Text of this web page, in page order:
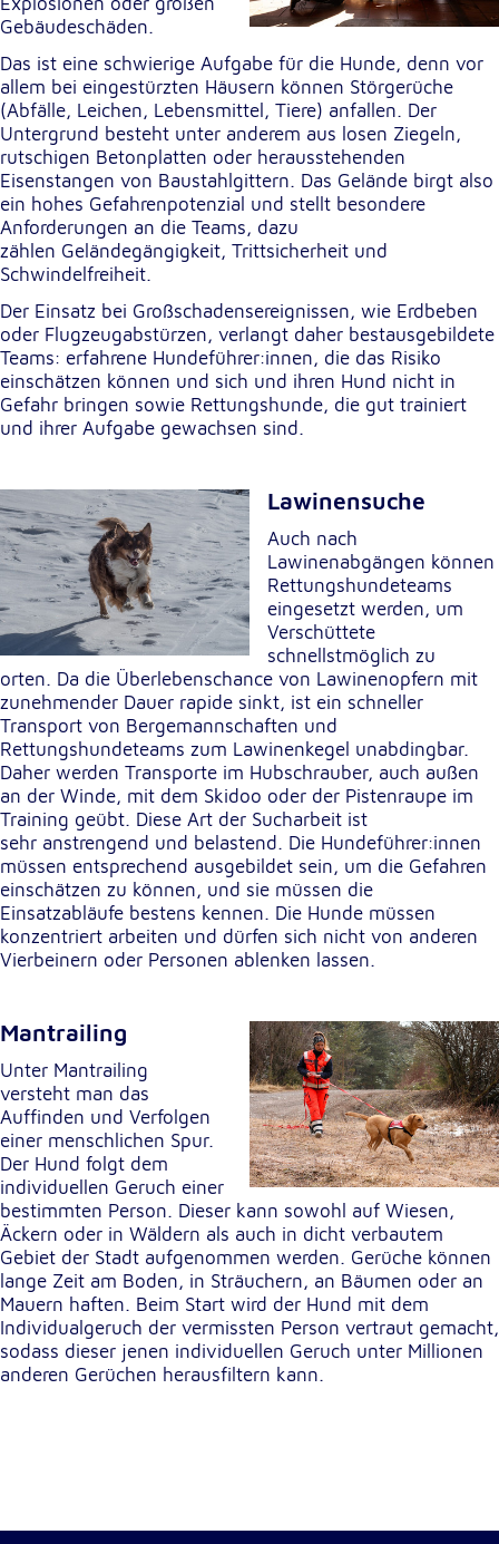
Gebäudeschäden.
Das ist eine schwierige Aufgabe für die Hunde, denn vor
allem bei eingestürzten Häusern können Störgerüche
(Abfälle, Leichen, Lebensmittel, Tiere) anfallen. Der
Untergrund besteht unter anderem aus losen Ziegeln,
rutschigen Betonplatten oder herausstehenden
Eisenstangen von Baustahlgittern. Das Gelände birgt also
ein hohes Gefahrenpotenzial und stellt besondere
Anforderungen an die Teams, dazu
zählen Geländegängigkeit, Trittsicherheit und
Schwindelfreiheit.
Der Einsatz bei Großschadensereignissen, wie Erdbeben
oder Flugzeugabstürzen, verlangt daher bestausgebildete
Teams: erfahrene Hundeführer:innen, die das Risiko
einschätzen können und sich und ihren Hund nicht in
Gefahr bringen sowie Rettungshunde, die gut trainiert
und ihrer Aufgabe gewachsen sind.
Lawinensuche
Auch nach
Lawinenabgängen können
Rettungshundeteams
eingesetzt werden, um
Verschüttete
schnellstmöglich zu
orten. Da die Überlebenschance von Lawinenopfern mit
zunehmender Dauer rapide sinkt, ist ein schneller
Transport von Bergemannschaften und
Rettungshundeteams zum Lawinenkegel unabdingbar.
Daher werden Transporte im Hubschrauber, auch außen
an der Winde, mit dem Skidoo oder der Pistenraupe im
Training geübt. Diese Art der Sucharbeit ist
sehr anstrengend und belastend. Die Hundeführer:innen
müssen entsprechend ausgebildet sein, um die Gefahren
einschätzen zu können, und sie müssen die
Einsatzabläufe bestens kennen. Die Hunde müssen
konzentriert arbeiten und dürfen sich nicht von anderen
Vierbeinern oder Personen ablenken lassen.
Mantrailing
Unter Mantrailing
versteht man das
Auffinden und Verfolgen
einer menschlichen Spur.
Der Hund folgt dem
individuellen Geruch einer
bestimmten Person. Dieser kann sowohl auf Wiesen,
Äckern oder in Wäldern als auch in dicht verbautem
Gebiet der Stadt aufgenommen werden. Gerüche können
lange Zeit am Boden, in Sträuchern, an Bäumen oder an
Mauern haften. Beim Start wird der Hund mit dem
Individualgeruch der vermissten Person vertraut gemacht,
sodass dieser jenen individuellen Geruch unter Millionen
anderen Gerüchen herausfiltern kann.
Externe Dienste
Um Inhalte von Videoplattformen und
Kartendiensten anzeigen zu können, werden von
diesen externen Diensten Cookies gesetzt.
YouTube
Anbieter:
Google LLC
Einbinden und Anzeigen von Videos
Google Maps
Name:
Anbieter:
Google LLC
Zweck:
Einbinden von interaktiven Google Karten
Cookie Laufzeit:
6 Monate